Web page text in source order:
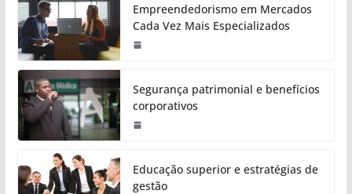
Empreendedorismo em Mercados
Cada Vez Mais Especializados
Segurança patrimonial e benefícios
corporativos
Educação superior e estratégias de
gestão